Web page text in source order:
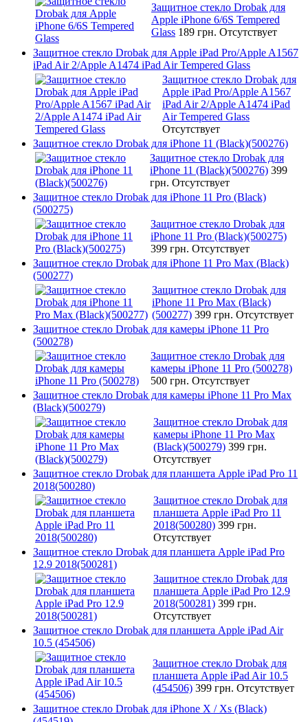
Защитное стекло Drobak для
Apple iPhone 6/6S Tempered
Glass 189 грн. Отсутствует
Защитное стекло Drobak для Apple iPad Pro/Apple A1567
iPad Air 2/Apple A1474 iPad Air Tempered Glass
Защитное стекло Drobak для
Apple iPad Pro/Apple A1567
iPad Air 2/Apple A1474 iPad
Air Tempered Glass
Отсутствует
Защитное стекло Drobak для iPhone 11 (Black)(500276)
Защитное стекло Drobak для
iPhone 11 (Black)(500276) 399
грн. Отсутствует
Защитное стекло Drobak для iPhone 11 Pro (Black)
(500275)
Защитное стекло Drobak для
iPhone 11 Pro (Black)(500275)
399 грн. Отсутствует
Защитное стекло Drobak для iPhone 11 Pro Max (Black)
(500277)
Защитное стекло Drobak для
iPhone 11 Pro Max (Black)
(500277) 399 грн. Отсутствует
Защитное стекло Drobak для камеры iPhone 11 Pro
(500278)
Защитное стекло Drobak для
камеры iPhone 11 Pro (500278)
500 грн. Отсутствует
Защитное стекло Drobak для камеры iPhone 11 Pro Max
(Black)(500279)
Защитное стекло Drobak для
камеры iPhone 11 Pro Max
(Black)(500279) 399 грн.
Отсутствует
Защитное стекло Drobak для планшета Apple iPad Pro 11
2018(500280)
Защитное стекло Drobak для
планшета Apple iPad Pro 11
2018(500280) 399 грн.
Отсутствует
Защитное стекло Drobak для планшета Apple iPad Pro
12.9 2018(500281)
Защитное стекло Drobak для
планшета Apple iPad Pro 12.9
2018(500281) 399 грн.
Отсутствует
Защитное стекло Drobak для планшета Apple iPad Air
10.5 (454506)
Защитное стекло Drobak для
планшета Apple iPad Air 10.5
(454506) 399 грн. Отсутствует
Защитное стекло Drobak для iPhone X / Xs (Black)